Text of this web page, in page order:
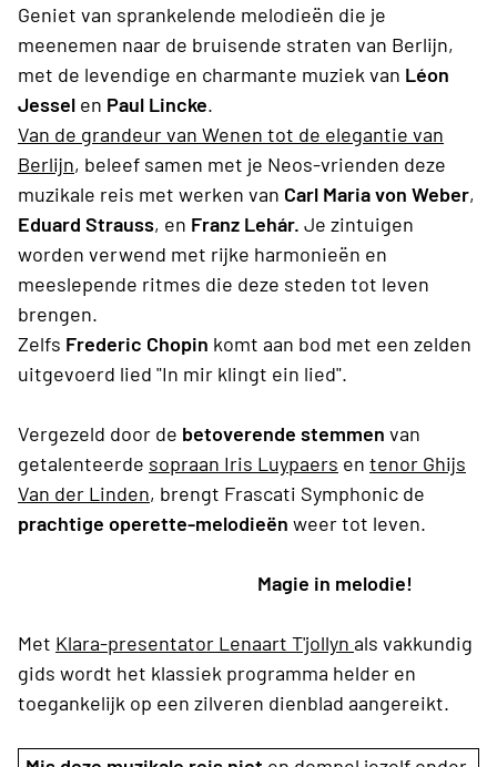
Geniet van sprankelende melodieën die je
meenemen naar de bruisende straten van Berlijn,
met de levendige en charmante muziek van Léon
Jessel en Paul Lincke.
Van de grandeur van Wenen tot de elegantie van
Berlijn, beleef samen met je Neos-vrienden deze
muzikale reis met werken van Carl Maria von Weber,
Eduard Strauss, en Franz Lehár. Je zintuigen
worden verwend met rijke harmonieën en
meeslepende ritmes die deze steden tot leven
brengen.
Zelfs Frederic Chopin komt aan bod met een zelden
uitgevoerd lied "In mir klingt ein lied".
Vergezeld door de betoverende stemmen van
getalenteerde sopraan Iris Luypaers en tenor Ghijs
Van der Linden, brengt Frascati Symphonic de
prachtige operette-melodieën weer tot leven.
Magie in melodie!
Met Klara-presentator Lenaart T'jollyn als vakkundig
gids wordt het klassiek programma helder en
toegankelijk op een zilveren dienblad aangereikt.